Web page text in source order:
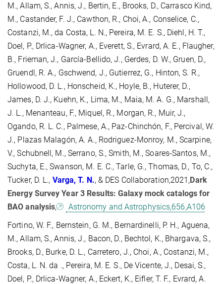
M., Allam, S., Annis, J., Bertin, E., Brooks, D., Carrasco Kind,
M., Castander, F. J., Cawthon, R., Choi, A., Conselice, C.,
Costanzi, M., da Costa, L. N., Pereira, M. E. S., Diehl, H. T.,
Doel, P., Drlica-Wagner, A., Everett, S., Evrard, A. E., Flaugher,
B., Frieman, J., García-Bellido, J., Gerdes, D. W., Gruen, D.,
Gruendl, R. A., Gschwend, J., Gutierrez, G., Hinton, S. R.,
Hollowood, D. L., Honscheid, K., Hoyle, B., Huterer, D.,
James, D. J., Kuehn, K., Lima, M., Maia, M. A. G., Marshall,
J. L., Menanteau, F., Miquel, R., Morgan, R., Muir, J.,
Ogando, R. L. C., Palmese, A., Paz-Chinchón, F., Percival, W.
J., Plazas Malagón, A. A., Rodriguez-Monroy, M., Scarpine,
V., Schubnell, M., Serrano, S., Smith, M., Soares-Santos, M.,
Suchyta, E., Swanson, M. E. C., Tarle, G., Thomas, D., To, C.,
Tucker, D. L., Varga, T. N., & DES Collaboration,2021,Dark
Energy Survey Year 3 Results: Galaxy mock catalogs for
BAO analysis,
Astronomy and Astrophysics,656,A106
Fortino, W. F., Bernstein, G. M., Bernardinelli, P. H., Aguena,
M., Allam, S., Annis, J., Bacon, D., Bechtol, K., Bhargava, S.,
Brooks, D., Burke, D. L., Carretero, J., Choi, A., Costanzi, M.,
Costa, L. N. da ., Pereira, M. E. S., De Vicente, J., Desai, S.,
Doel, P., Drlica-Wagner, A., Eckert, K., Eifler, T. F., Evrard, A.